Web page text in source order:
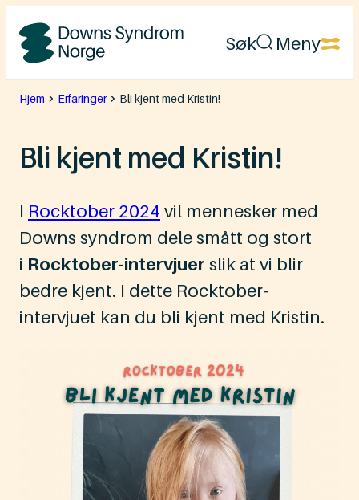
Hopp
Downs
Syndrom
Søk Meny
Hjem Erfaringer Bli kjent med Kristin!
Bli kjent med Kristin!
I Rocktober 2024 vil mennesker med
Downs syndrom dele smått og stort
i Rocktober-intervjuer slik at vi blir
bedre kjent. I dette Rocktober-
intervjuet kan du bli kjent med Kristin.